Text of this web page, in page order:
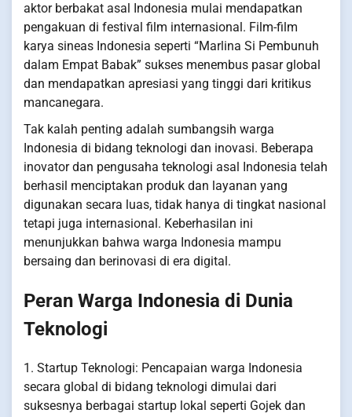
aktor berbakat asal Indonesia mulai mendapatkan
pengakuan di festival film internasional. Film-film
karya sineas Indonesia seperti “Marlina Si Pembunuh
dalam Empat Babak” sukses menembus pasar global
dan mendapatkan apresiasi yang tinggi dari kritikus
mancanegara.
Tak kalah penting adalah sumbangsih warga
Indonesia di bidang teknologi dan inovasi. Beberapa
inovator dan pengusaha teknologi asal Indonesia telah
berhasil menciptakan produk dan layanan yang
digunakan secara luas, tidak hanya di tingkat nasional
tetapi juga internasional. Keberhasilan ini
menunjukkan bahwa warga Indonesia mampu
bersaing dan berinovasi di era digital.
Peran Warga Indonesia di Dunia
Teknologi
1. Startup Teknologi: Pencapaian warga Indonesia
secara global di bidang teknologi dimulai dari
suksesnya berbagai startup lokal seperti Gojek dan